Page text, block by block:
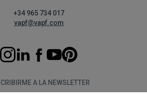
+34 965 734 017
vapf@vapf.com
A LA NEWSLETTER